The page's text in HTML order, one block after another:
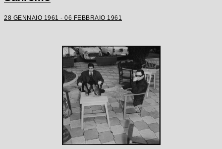
28 GENNAIO 1961 - 06 FEBBRAIO 1961